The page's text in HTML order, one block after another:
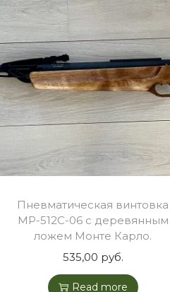
Пневматическая винтовка
МР-512С-06 с деревянным
ложем Монте Карло.
535,00 руб.
Read more